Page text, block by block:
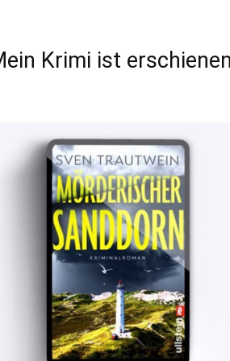
Krimi ist erschienen